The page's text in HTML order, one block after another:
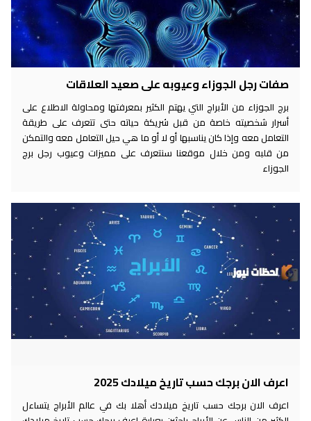
صفات رجل الجوزاء وعيوبه على صعيد العلاقات
برج الجوزاء من الأبراج التي يهتم الكثير بمعرفتها ومحاولة الاطلاع على
أسرار شخصيته خاصة من قبل شريكة حياته حتى تتعرف على طريقة
التعامل معه وإذا كان يناسبها أو لا أو ما هي حيل التعامل معه والتمكن
من قلبه ومن خلال موقعنا سنتعرف على مميزات وعيوب رجل برج
الجوزاء
اعرف الان برجك حسب تاريخ ميلادك 2025
اعرف الان برجك حسب تاريخ ميلادك أهلا بك في عالم الأبراج يتساءل